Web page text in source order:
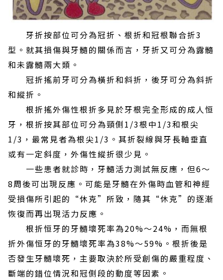
牙折按部位可分為冠折、根折和冠根聯合折3
型。就其損傷與牙髓的關係而言，牙折又可分為露髓
和未露髓兩大類。
冠折搖前牙可分為橫折和斜折，後牙可分為斜折
和縱折。
根折搖外傷性根折多見於牙根完全形成的成人恒
牙，根折按其部位可分為頸側1/3根中1/3和根尖
1/3，最常見者為根尖1/3。其折裂線與牙長軸垂直
或有一定斜度，外傷性縱折很少見。
一些患者就診時，牙髓活力測試無反應，但6～
8周後可出現反應。可能是牙髓在外傷時血管和神經
受損傷所引起的“休克”所致，隨其“休克”的逐漸
恢復而再出現活力反應。
根折恒牙的牙髓壞死率為20%～24%，而無根
折外傷恒牙的牙髓壞死率為38%～59%。根折後是
否發生牙髓壞死，主要取決於所受創傷的嚴重程度、
斷端的錯位情況和冠側段的動度等因素。